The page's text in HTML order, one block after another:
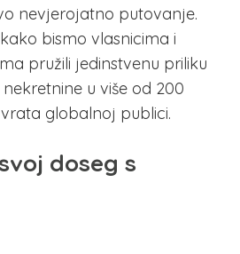
nevjerojatno putovanje.
bismo vlasnicima i
pružili jedinstvenu priliku
u više od 200
globalnoj publici.
doseg s